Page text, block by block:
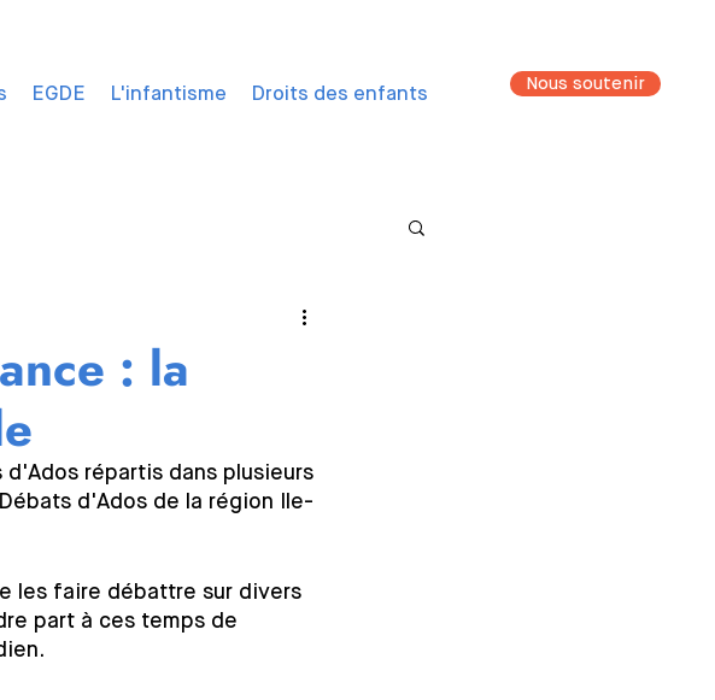
EGDE L'infantisme Droits des enfants
Nous soutenir
: la
d'Ados répartis dans plusieurs
d'Ados de la région Ile-
les faire débattre sur divers
part à ces temps de